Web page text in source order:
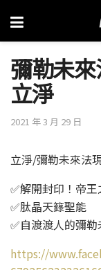
彌勒未
立淨
2021 年 3 月 29 日
立淨/彌勒未來法
✅解開封印！帝
✅肽晶天籙聖能
✅自渡渡人的彌
https://